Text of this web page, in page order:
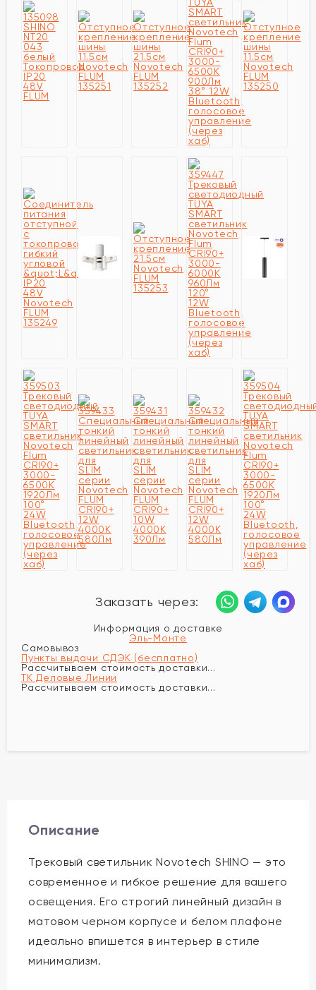
Заказать через:
Информация о доставке
Эль-Монте
Самовывоз
Пункты выдачи СДЭК (бесплатно)
Рассчитываем стоимость доставки...
ТК Деловые Линии
Рассчитываем стоимость доставки...
Описание
Трековый светильник Novotech SHINO — это
современное и гибкое решение для вашего
освещения. Его строгий линейный дизайн в
матовом черном корпусе и белом плафоне
идеально впишется в интерьер в стиле
минимализм.